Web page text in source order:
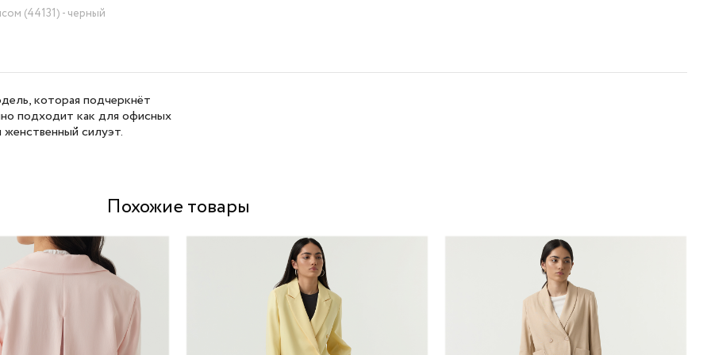
(44131) - черный
которая подчеркнёт
подходит как для офисных
женственный силуэт.
Похожие товары